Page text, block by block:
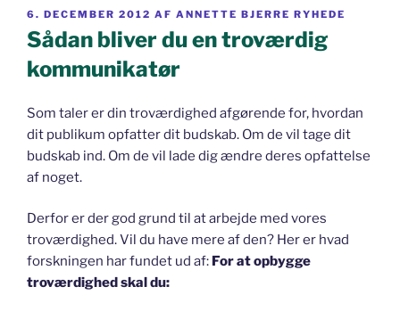
UDGIVET
DEN
6. DECEMBER 2012 AF ANNETTE BJERRE RYHEDE
Sådan bliver du en troværdig
kommunikatør
Som taler er din troværdighed afgørende for, hvordan
dit publikum opfatter dit budskab. Om de vil tage dit
budskab ind. Om de vil lade dig ændre deres opfattelse
af noget.
Derfor er der god grund til at arbejde med vores
troværdighed. Vil du have mere af den? Her er hvad
forskningen har fundet ud af: For at opbygge
troværdighed skal du: